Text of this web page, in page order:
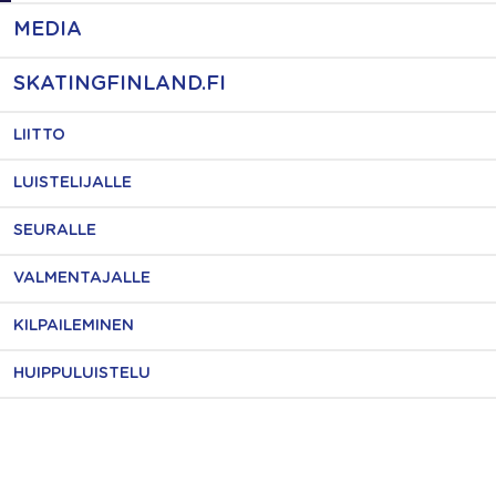
MEDIA
SKATINGFINLAND.FI
LIITTO
LUISTELIJALLE
SEURALLE
VALMENTAJALLE
KILPAILEMINEN
HUIPPULUISTELU